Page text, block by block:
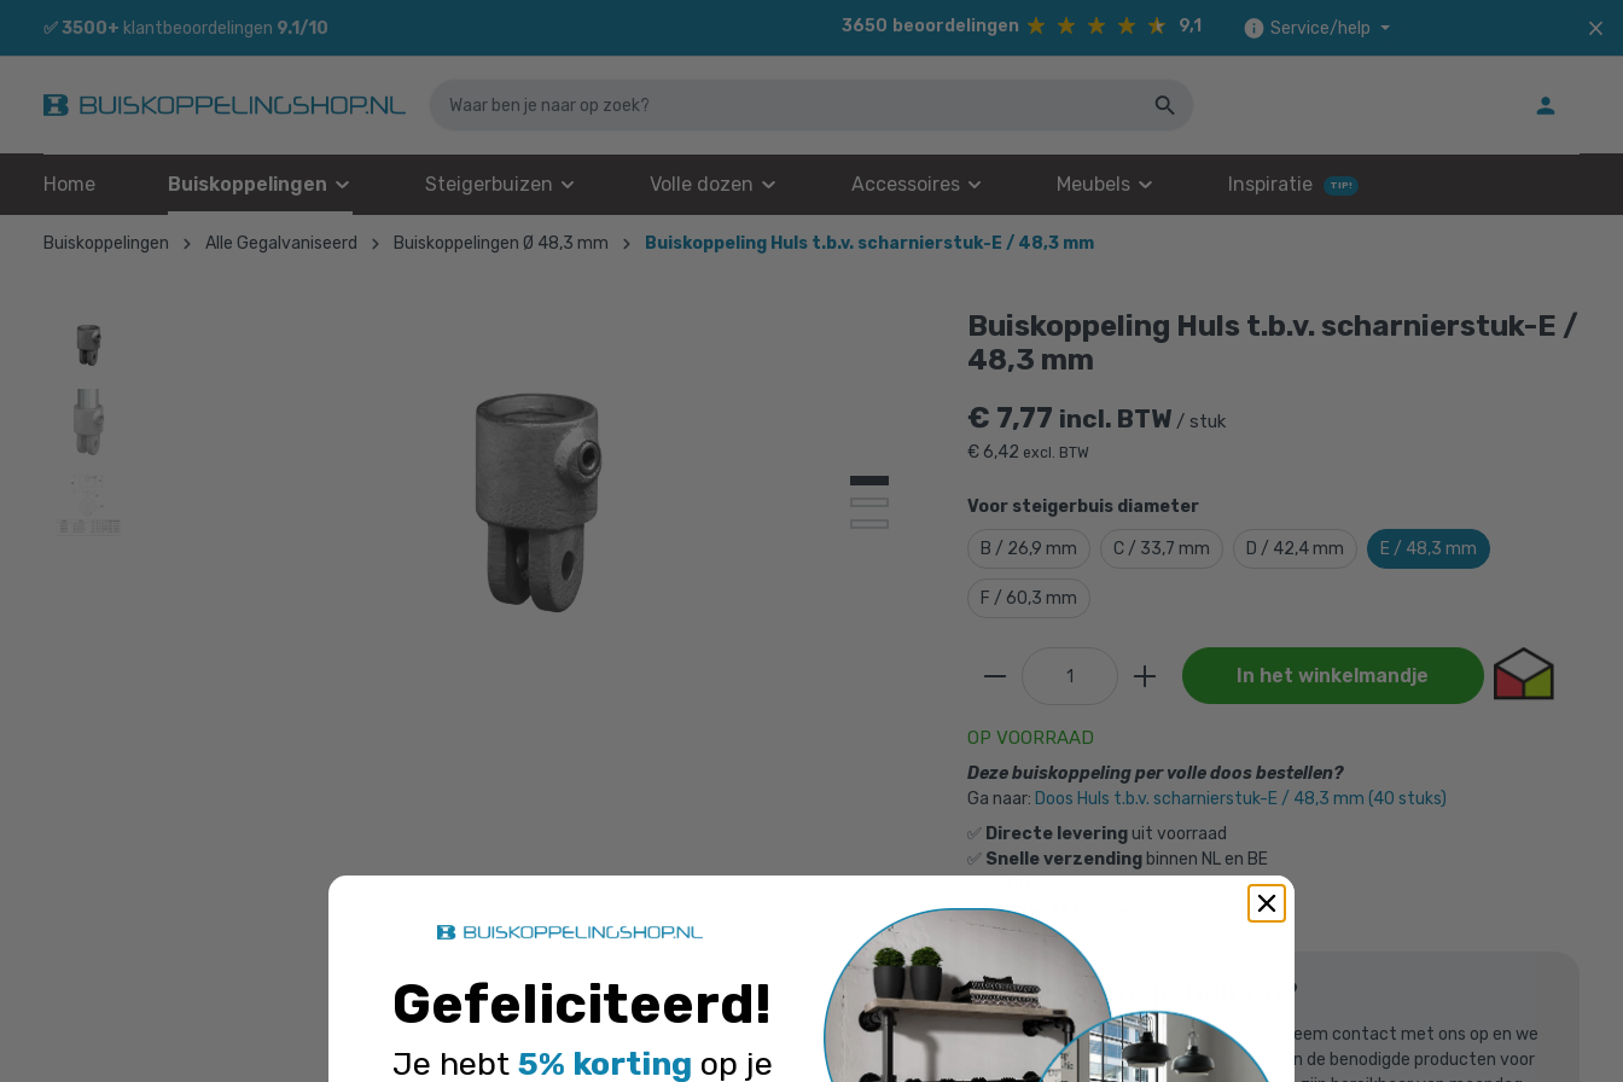
✅3500+ klantbeoordelingen 9.1/10 3650 beoordelingen 9,1 Service/help
Home Buiskoppelingen Steigerbuizen Volle dozen Accessoires Meubels Inspiratie TIP!
Buiskoppelingen Alle Gegalvaniseerd Buiskoppelingen Ø 48,3 mm Buiskoppeling Huls t.b.v. scharnierstuk-E / 48,3 mm
Buiskoppeling Huls t.b.v. scharnierstuk-E /
48,3 mm
€ 7,77 incl. BTW / stuk
€ 6,42 excl. BTW
Voor steigerbuis diameter
B / 26,9 mm C / 33,7 mm D / 42,4 mm E / 48,3 mm
F / 60,3 mm
In het winkelmandje
OP VOORRAAD
Deze buiskoppeling per volle doos bestellen?
Ga naar: Doos Huls t.b.v. scharnierstuk-E / 48,3 mm (40 stuks)
✅ Directe levering uit voorraad
✅ Snelle verzending binnen NL en BE
9,1/10
✅Achteraf betalen mogelijk via Klarna
Kunnen we je helpen?
Onze specialisten staan voor je klaar! Neem contact met ons op en we
helpen je graag bij het samenstellen van de benodigde producten voor
Buiskoppeling Huls t.b.v. scharnierstuk-E / 48,3 mmis toegevoegd aan je
Buiskoppeling Huls t.b.v. scharnierstuk-E /
Productnummer: 101042E
€7,77 / stuk
Ga naar winkelmandje of verder winkelen
Gefeliciteerd!
Je hebt 5% korting op je